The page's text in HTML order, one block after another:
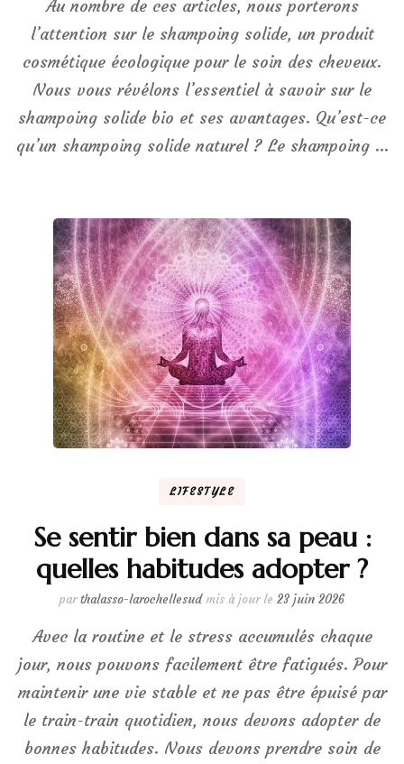
Au nombre de ces articles, nous porterons
l’attention sur le shampoing solide, un produit
cosmétique écologique pour le soin des cheveux.
Nous vous révélons l’essentiel à savoir sur le
shampoing solide bio et ses avantages. Qu’est-ce
qu’un shampoing solide naturel ? Le shampoing …
LIFESTYLE
Se sentir bien dans sa peau :
quelles habitudes adopter ?
parthalasso-larochellesud mis à jour le 23 juin 2026
Avec la routine et le stress accumulés chaque
jour, nous pouvons facilement être fatigués. Pour
maintenir une vie stable et ne pas être épuisé par
le train-train quotidien, nous devons adopter de
bonnes habitudes. Nous devons prendre soin de